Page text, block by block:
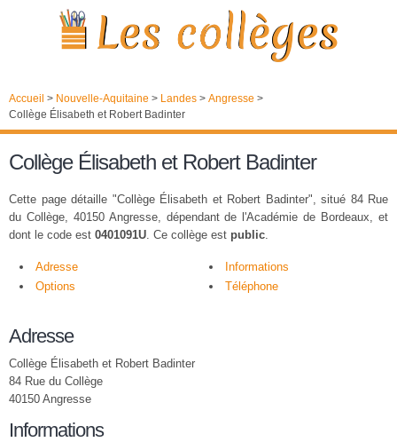
Accueil > Nouvelle-Aquitaine > Landes > Angresse >
Collège Élisabeth et Robert Badinter
Collège Élisabeth et Robert Badinter
Cette page détaille "Collège Élisabeth et Robert Badinter", situé 84 Rue
du Collège, 40150 Angresse, dépendant de l'Académie de Bordeaux, et
dont le code est 0401091U. Ce collège est public.
Adresse
Informations
Options
Téléphone
Adresse
Collège Élisabeth et Robert Badinter
84 Rue du Collège
40150 Angresse
Informations